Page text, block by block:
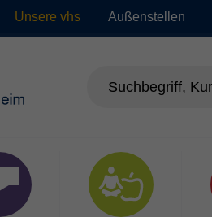
Unsere vhs Außenstellen